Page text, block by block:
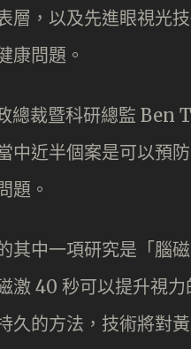
層，以及先進眼視光
康問題。
總裁暨科研總監 Ben
中近半個案是可以預
題。
其中一項研究是「腦
激 40 秒可以提升視
久的方法，技術將對